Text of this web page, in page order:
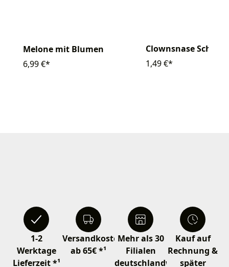
Melone mit Blumen
6,99 €*
Clownsnase
1,49 €*
1-2
Werktage
Lieferzeit *¹
Versandkostenfrei
ab 65€ *¹
Mehr als 30
Filialen
deutschlandweit
Kauf auf
Rechnung &
später